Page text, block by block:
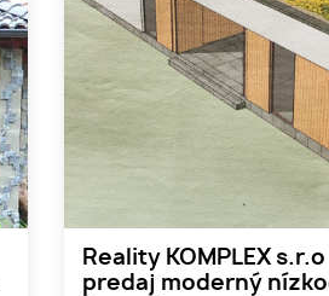
Reality KOMPLEX
predaj moderný